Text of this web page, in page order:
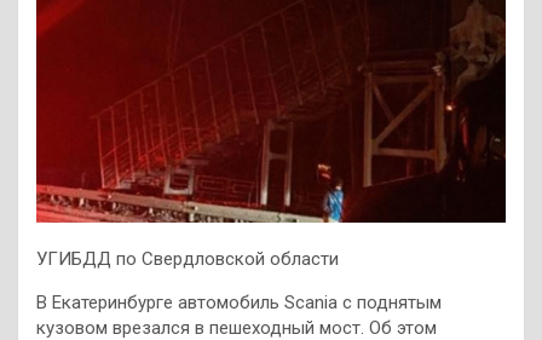
УГИБДД по Свердловской области
В Екатеринбурге автомобиль Scania с поднятым
кузовом врезался в пешеходный мост. Об этом